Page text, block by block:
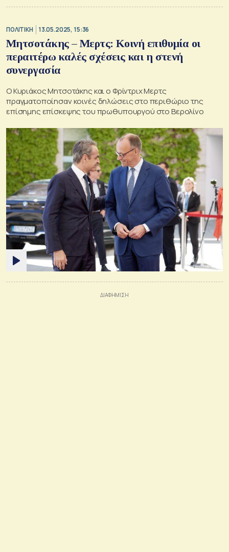
ΠΟΛΙΤΙΚΗ 13.05.2025, 15:36
Μητσοτάκης – Μερτς: Κοινή επιθυμία οι
περαιτέρω καλές σχέσεις και η στενή
συνεργασία
Ο Κυριάκος Μητσοτάκης και ο Φρίντριχ Μερτς
πραγματοποίησαν κοινές δηλώσεις στο περιθώριο της
επίσημης επίσκεψης του πρωθυπουργού στο Βερολίνο